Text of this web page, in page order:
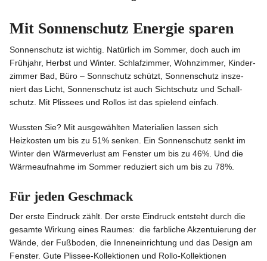
Mit Sonnenschutz Energie sparen
Sonnen­schutz ist wichtig. Natürlich im Sommer, doch auch im
Frühjahr, Herbst und Winter. Schlaf­zimmer, Wohnzimmer, Kinder­
zimmer Bad, Büro – Sonnschutz schützt, Sonnen­schutz insze­
niert das Licht, Sonnen­schutz ist auch Sicht­schutz und Schall­
schutz. Mit Plissees und Rollos ist das spielend einfach.
Wussten Sie? Mit ausge­wählten Materialien lassen sich
Heizkosten um bis zu 51% senken. Ein Sonnen­schutz senkt im
Winter den Wärme­verlust am Fenster um bis zu 46%. Und die
Wärme­auf­nahme im Sommer reduziert sich um bis zu 78%.
Für jeden Geschmack
Der erste Eindruck zählt. Der erste Eindruck entsteht durch die
gesamte Wirkung eines Raumes: die farbliche Akzen­tu­ierung der
Wände, der Fußboden, die Innen­ein­richtung und das Design am
Fenster. Gute Plissee-Kollek­tionen und Rollo-Kollek­tionen